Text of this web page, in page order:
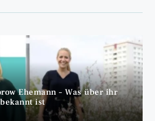
Ehemann – Was über ihr
ist